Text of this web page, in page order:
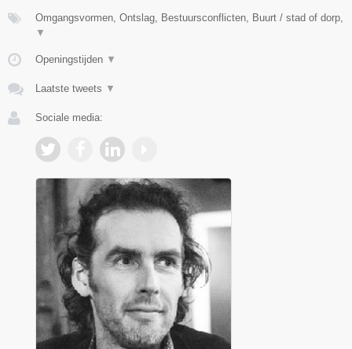
Omgangsvormen, Ontslag, Bestuursconflicten, Buurt / stad of dorp,
▼
Openingstijden ▼
Laatste tweets ▼
Sociale media: